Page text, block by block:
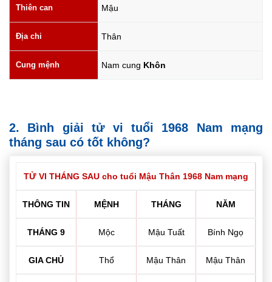
Thiên can Mậu
Địa chi Thân
Cung mệnh Nam cung Khôn
2. Bình giải tử vi tuổi 1968 Nam mạng
tháng sau có tốt không?
TỬ VI THÁNG SAU cho tuổi Mậu Thân 1968 Nam mạng
THÔNG TIN MỆNH THÁNG NĂM
THÁNG 9 Mộc Mậu Tuất Bính Ngọ
GIA CHỦ Thổ Mậu Thân Mậu Thân